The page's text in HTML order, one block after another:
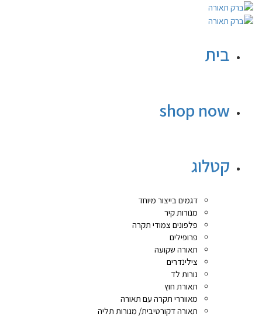
בית
shop now
קטלוג
דגמים בייצור מיוחד
מנורות קיר
פלפונים צמודי תקרה
פרופילים
תאורה שקועה
צילינדרים
נורות לד
תאורת חוץ
מאווררי תקרה עם תאורה
תאורה דקורטיבית/ מנורות תליה